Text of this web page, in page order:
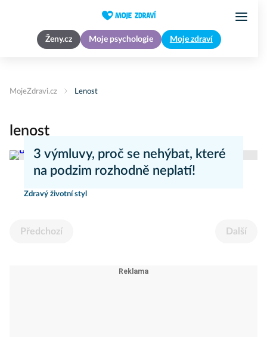
Ženy.cz Moje psychologie Moje zdraví
MojeZdravi.cz Lenost
lenost
3 výmluvy, proč se nehýbat, které
na podzim rozhodně neplatí!
Zdravý životní styl
Předchozí Další